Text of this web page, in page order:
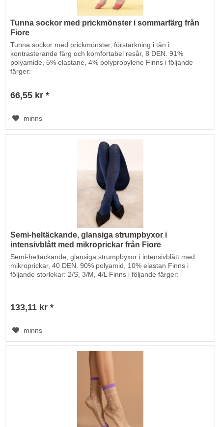
Tunna sockor med prickmönster i sommarfärg från
Fiore
Tunna sockor med prickmönster, förstärkning i tån i
kontrasterande färg och komfortabel resår, 8 DEN. 91%
polyamide, 5% elastane, 4% polypropylene Finns i följande
färger:
66,55 kr *
minns
Semi-heltäckande, glansiga strumpbyxor i
intensivblått med mikroprickar från Fiore
Semi-heltäckande, glansiga strumpbyxor i intensivblått med
mikroprickar, 40 DEN. 90% polyamid, 10% elastan Finns i
följande storlekar: 2/S, 3/M, 4/L Finns i följande färger:
133,11 kr *
minns